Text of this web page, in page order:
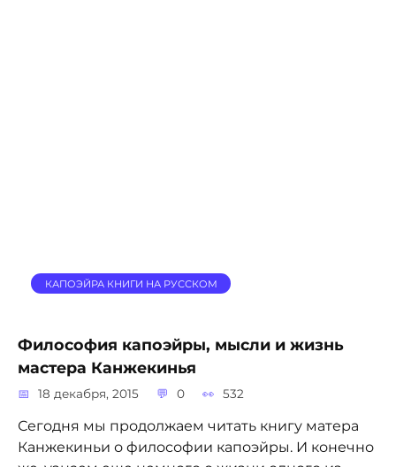
КАПОЭЙРА КНИГИ НА РУССКОМ
Философия капоэйры, мысли и жизнь
мастера Канжекинья
18 декабря, 2015 0 532
Сегодня мы продолжаем читать книгу матера
Канжекиньи о философии капоэйры. И конечно